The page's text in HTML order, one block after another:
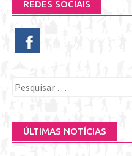
REDES SOCIAIS
Pesquisar
ÚLTIMAS NOTÍCIAS